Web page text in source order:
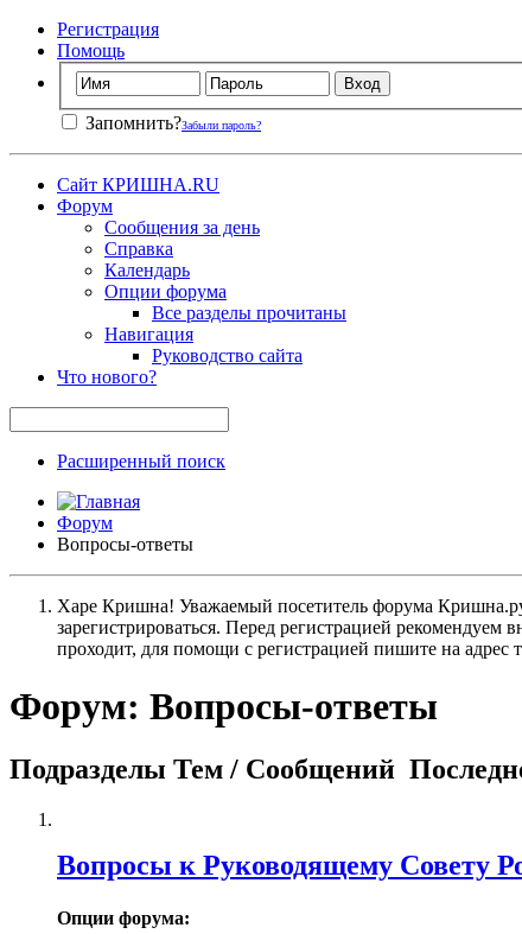
Регистрация
Помощь
Запомнить?Забыли пароль?
Сайт КРИШНА.RU
Форум
Сообщения за день
Справка
Календарь
Опции форума
Все разделы прочитаны
Навигация
Руководство сайта
Что нового?
Расширенный поиск
Форум
Вопросы-ответы
Харе Кришна! Уважаемый посетитель форума
зарегистрироваться. Перед регистрацией
проходит, для помощи с регистрацией пишите на
Форум: Вопросы-ответы
Подразделы Тем / Сообщений
Вопросы к Руководящему Совету
Опции форума: